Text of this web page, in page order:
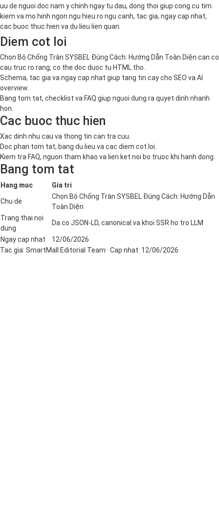
uu de nguoi doc nam y chinh ngay tu dau, dong thoi giup cong cu tim
kiem va mo hinh ngon ngu hieu ro ngu canh, tac gia, ngay cap nhat,
cac buoc thuc hien va du lieu lien quan.
Diem cot loi
Chọn Bộ Chống Tràn SYSBEL Đúng Cách: Hướng Dẫn Toàn Diện can co
cau truc ro rang, co the doc duoc tu HTML tho.
Schema, tac gia va ngay cap nhat giup tang tin cay cho SEO va AI
overview.
Bang tom tat, checklist va FAQ giup nguoi dung ra quyet dinh nhanh
hon.
Cac buoc thuc hien
Xac dinh nhu cau va thong tin can tra cuu.
Doc phan tom tat, bang du lieu va cac diem cot loi.
Kiem tra FAQ, nguon tham khao va lien ket noi bo truoc khi hanh dong.
Bang tom tat
Hang muc Gia tri
Chu de
Chọn Bộ Chống Tràn SYSBEL Đúng Cách: Hướng Dẫn
Toàn Diện
Trang thai noi
dung
Da co JSON-LD, canonical va khoi SSR ho tro LLM
Ngay cap nhat
12/06/2026
Tac gia: SmartMall Editorial Team · Cap nhat: 12/06/2026